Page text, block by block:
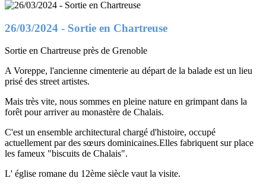
26/03/2024 - Sortie en Chartreuse
Sortie en Chartreuse près de Grenoble
A Voreppe, l'ancienne cimenterie au départ de la balade est un lieu
prisé des street artistes.
Mais très vite, nous sommes en pleine nature en grimpant dans la
forêt pour arriver au monastère de Chalais.
C'est un ensemble architectural chargé d'histoire, occupé
actuellement par des sœurs dominicaines.Elles fabriquent sur place
les fameux "biscuits de Chalais".
L' église romane du 12ème siècle vaut la visite.